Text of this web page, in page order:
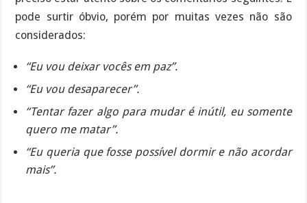
pode surtir óbvio, porém por muitas vezes não são
considerados:
“Eu vou deixar vocês em paz”.
“Eu vou desaparecer”.
“Tentar fazer algo para mudar é inútil, eu somente
quero me matar”.
“Eu queria que fosse possível dormir e não acordar
mais”.